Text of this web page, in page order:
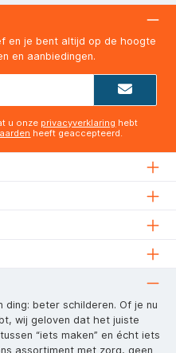
en je bent altijd op de hoogte
en aanbiedingen.
u onze privacyverklaring hebt
heeft geaccepteerd.
ding: beter schilderen. Of je nu
wij geloven dat het juiste
“iets maken” en écht iets
assortiment met zorg, geen